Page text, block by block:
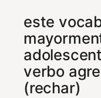
este
verbo
(rechar)